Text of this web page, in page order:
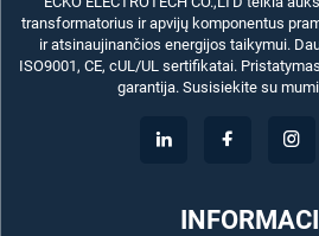
transformatorius ir apvijų komponentus
ir atsinaujinančios energijos taikymui.
ISO9001, CE, cUL/UL sertifikatai.
garantija. Susisiekite su